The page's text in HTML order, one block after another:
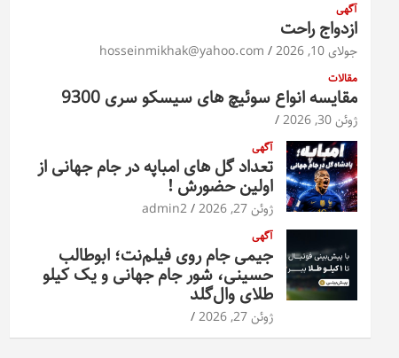
آگهی
ازدواج راحت
جولای 10, 2026 hosseinmikhak@yahoo.com
مقالات
مقایسه انواع سوئیچ های سیسکو سری 9300
ژوئن 30, 2026
آگهی
تعداد گل های امباپه در جام جهانی از
اولین حضورش !
ژوئن 27, 2026 admin2
آگهی
جیمی جام روی فیلم‌نت؛ ابوطالب
حسینی، شور جام جهانی و یک کیلو
طلای وال‌گلد
ژوئن 27, 2026